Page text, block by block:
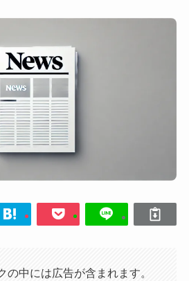
中には広告が含まれます。